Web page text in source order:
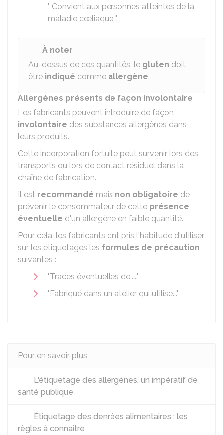
" Convient aux personnes atteintes de la
maladie cœliaque ".
À noter
Au-dessus de ces quantités, le gluten doit
être indiqué comme allergène.
Allergènes présents de façon involontaire
Les fabricants peuvent introduire de façon
involontaire des substances allergènes dans
leurs produits.
Cette incorporation fortuite peut survenir lors des
transports ou lors de contact résiduel dans la
chaîne de fabrication.
Il est recommandé mais non obligatoire de
prévenir le consommateur de cette présence
éventuelle d'un allergène en faible quantité.
Pour cela, les fabricants ont pris l'habitude d'utiliser
sur les étiquetages les formules de précaution
suivantes :
"Traces éventuelles de....."
"Fabriqué dans un atelier qui utilise..."
Pour en savoir plus
L'étiquetage des allergènes, un impératif de
santé publique
Étiquetage des denrées alimentaires : les
règles à connaître